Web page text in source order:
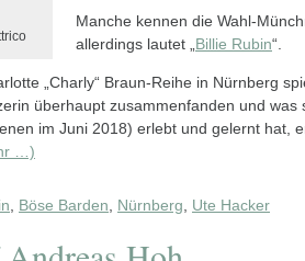
Manche kennen die Wahl-
allerdings lautet „ Billie Rubin“.
„Charly“ Braun-Reihe in Nürnberg
überhaupt zusammenfanden und
im Juni 2018) erlebt und gelernt hat,
…)
Böse Barden Nürnberg Ute Hacker